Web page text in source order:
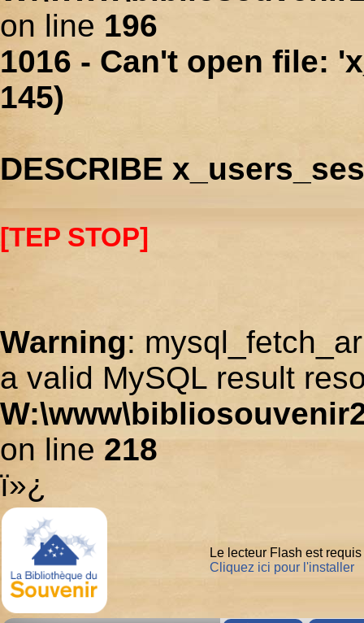
on line 196
1016 - Can't open file:
145)
DESCRIBE
[TEP STOP]
Warning:
a valid MySQL result
on line 218
ï»¿
Le lecteur Flash est
Cliquez ici pour l'installer